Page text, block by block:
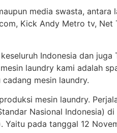
media swasta, antara
Kick Andy Metro tv, Net
Indonesia dan juga
laundry kami adalah
mesin laundry.
mesin laundry.
Nasional Indonesia) di
Yaitu pada tanggal 12